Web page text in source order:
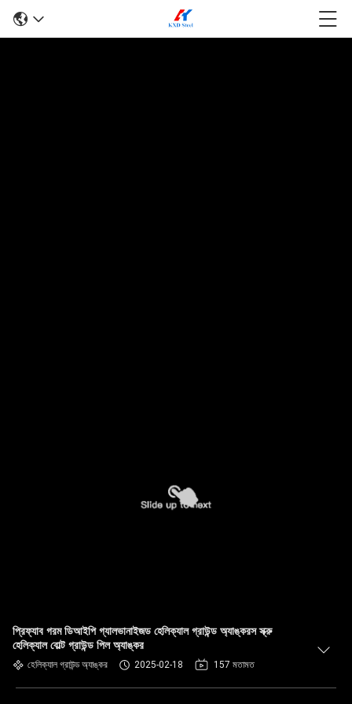
প্রিফ্যাব গরম ডিআইপি গ্যালভানাইজড হেলিক্যাল গ্রাউন্ড অ্যাঙ্করস স্ক্রু
হেলিক্যাল বোল্ট গ্রাউন্ড পিল অ্যাঙ্কর
হেলিক্যাল গ্রাউন্ড অ্যাঙ্কর 2025-02-18 157 মতামত